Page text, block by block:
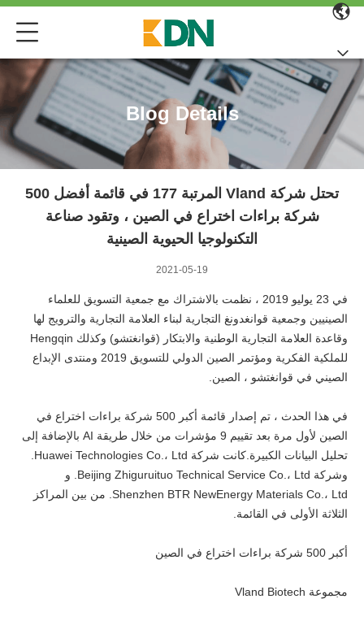
Blog Details
تحتل شركة Vland المرتبة 177 في قائمة أفضل 500
شركة براءات اختراع في الصين ، وتقود صناعة
التكنولوجيا الحيوية الصينية
2021-05-19
في 23 يوليو 2019 ، نظمت بالاشتراك مع جمعية التسويق للعلماء
الصينيين وجمعية قوانغدونغ التجارية لبناء العلامة التجارية والترويج لها
وقاعدة العلامة التجارية الوطنية والابتكار (قوانغتشو) وكذلك Hengqin
للملكية الفكرية ومؤتمر الصين الدولي للتسويق 2019 ومنتدى الإبداع
الصيني في قوانغتشو ، الصين.
في هذا الحدث ، تم إصدار قائمة أكبر 500 شركة براءات اختراع في
الصين لأول مرة بعد تقييم 9 مؤشرات من خلال طريقة AI بالإضافة إلى
وشركة Beijing Zhiguruituo Technical Service Co.، Ltd. و
Shenzhen BTR NewEnergy Materials Co.، Ltd. من بين المراكز
الثلاثة الأولى في القائمة.
أكبر 500 شركة براءات اختراع في الصين
مجموعة Vland Biotech